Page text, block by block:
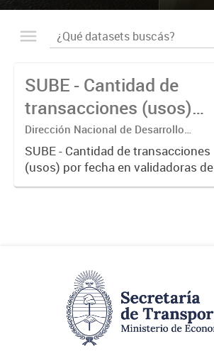
SUBE - Cantidad de
transacciones (usos)
por fecha
Dirección Nacional de Desarrollo
Tecnológico - Ministerio de Transporte.
SUBE - Cantidad de transacciones
(usos) por fecha en validadoras de
la red SUBE.